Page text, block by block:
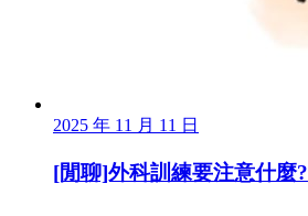
2025 年 11 月 11 日
[閒聊]外科訓練要注意什麼?